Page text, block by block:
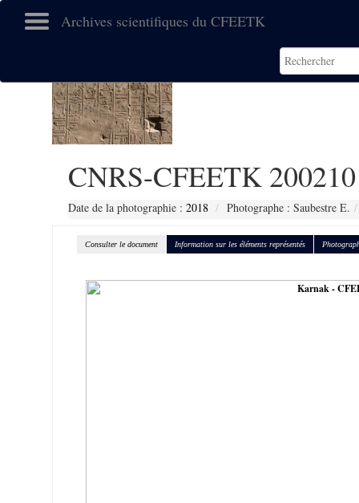
Archives scientifiques du CFEETK
CNRS-CFEETK 200210
Date de la photographie : 2018 Photographe : Saubestre E.
Consulter le document Information sur les éléments représentés